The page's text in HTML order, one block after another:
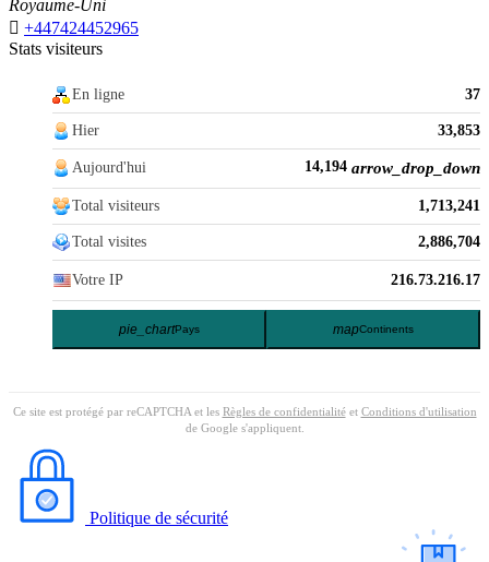
Royaume-Uni
 +447424452965
Stats visiteurs
En ligne 37
Hier 33,853
Aujourd'hui 14,194 arrow_drop_down
Total visiteurs 1,713,241
Total visites 2,886,704
Votre IP 216.73.216.17
pie_chartPays mapContinents
Ce site est protégé par reCAPTCHA et les Règles de confidentialitéet Conditions d'utilisation
de Google s'appliquent.
Politique de sécurité